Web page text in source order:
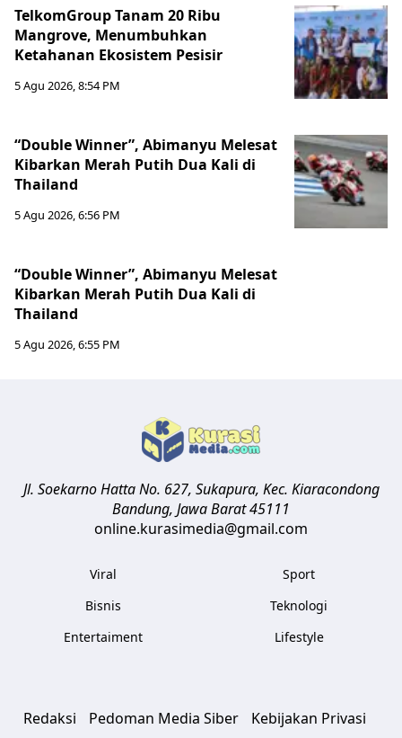
TelkomGroup Tanam 20 Ribu
Mangrove, Menumbuhkan
Ketahanan Ekosistem Pesisir
5 Agu 2026, 8:54 PM
“Double Winner”, Abimanyu Melesat
Kibarkan Merah Putih Dua Kali di
Thailand
5 Agu 2026, 6:56 PM
“Double Winner”, Abimanyu Melesat
Kibarkan Merah Putih Dua Kali di
Thailand
5 Agu 2026, 6:55 PM
Jl. Soekarno Hatta No. 627, Sukapura, Kec. Kiaracondong
Bandung, Jawa Barat45111
online.kurasimedia@gmail.com
Viral
Bisnis
Entertaiment
Sport
Teknologi
Lifestyle
Redaksi Pedoman Media Siber Kebijakan Privasi